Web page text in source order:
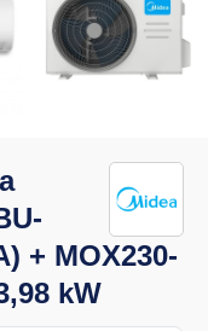
+ MOX230-
kW